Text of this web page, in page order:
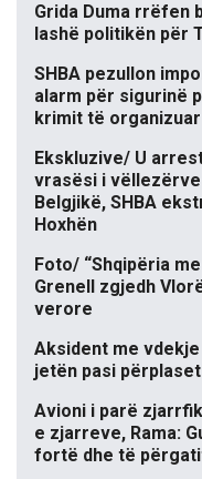
Grida Duma rrëfen
lashë politikën për
SHBA pezullon
alarm për sigurinë
krimit të organizuar
Ekskluzive/ U
vrasësi i
Belgjikë, SHBA
Hoxhën
Foto/ “Shqipëria
Grenell zgjedh
verore
Aksident me
jetën pasi
Avioni i parë
e zjarreve, Rama:
fortë dhe të